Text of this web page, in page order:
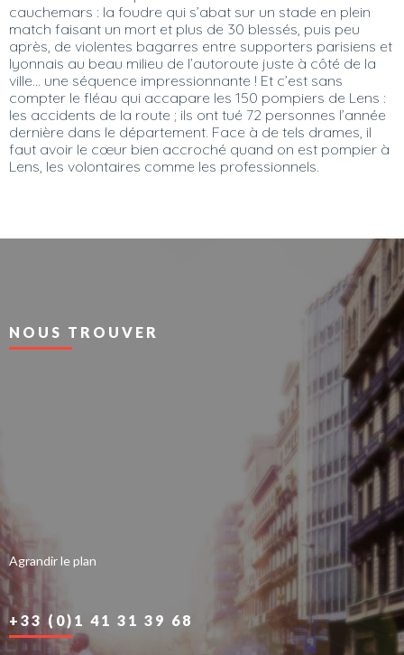
cauchemars : la foudre qui s’abat sur un stade en plein
match faisant un mort et plus de 30 blessés, puis peu
après, de violentes bagarres entre supporters parisiens et
lyonnais au beau milieu de l’autoroute juste à côté de la
ville… une séquence impressionnante ! Et c’est sans
compter le fléau qui accapare les 150 pompiers de Lens :
les accidents de la route ; ils ont tué 72 personnes l’année
dernière dans le département. Face à de tels drames, il
faut avoir le cœur bien accroché quand on est pompier à
Lens, les volontaires comme les professionnels.
NOUS TROUVER
Agrandir le plan
+33 (0)1 41 31 39 68